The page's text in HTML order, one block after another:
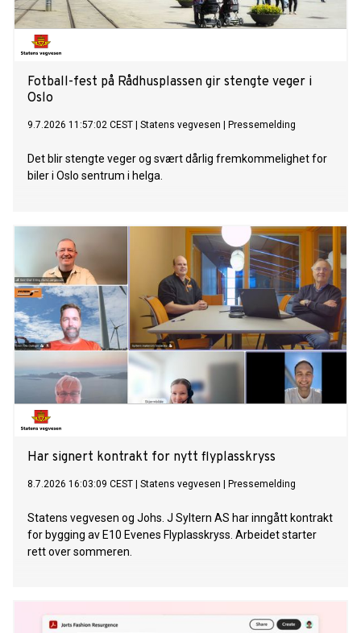
Fotball-fest på Rådhusplassen gir stengte veger i
Oslo
9.7.2026 11:57:02 CEST Statens vegvesen Pressemelding
Det blir stengte veger og svært dårlig fremkommelighet for
biler i Oslo sentrum i helga.
Har signert kontrakt for nytt flyplasskryss
8.7.2026 16:03:09 CEST Statens vegvesen Pressemelding
Statens vegvesen og Johs. J Syltern AS har inngått kontrakt
for bygging av E10 Evenes Flyplasskryss. Arbeidet starter
rett over sommeren.